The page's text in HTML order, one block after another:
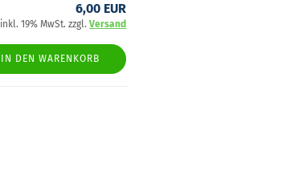
6,00 EUR
inkl. 19% MwSt. zzgl.Versand
IN DEN WARENKORB